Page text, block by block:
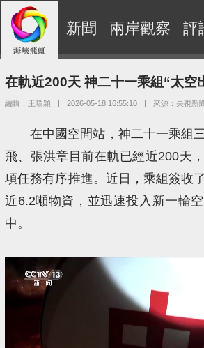
新聞 兩岸觀察 評
在軌近200天 神二十一乘組“太空
編輯：王瑞穎 | 2026-05-18 16:55:10 | 來源：央視新
在中國空間站，神二十一乘組
飛、張洪章目前在軌已經近200天
項任務有序推進。近日，乘組簽收
近6.2噸物資，並迅速投入新一輪
中。